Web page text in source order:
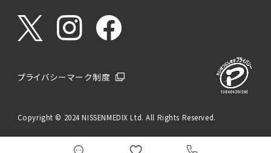
プライバシーマーク制度
Copyright © 2024 NISSENMEDIX Ltd. All Rights Reserved.